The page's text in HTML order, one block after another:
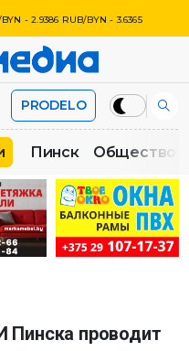
- 2.9386 RUB/BYN - 3.6365
PRODELO
Пинск Общество
Пинска проводит